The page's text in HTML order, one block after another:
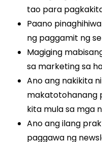
tao para
Paano
ng paggamit ng
Magiging
sa marketing sa
Ano ang nakikita
makatotohanang
kita mula sa mga
Ano ang ilang
paggawa ng